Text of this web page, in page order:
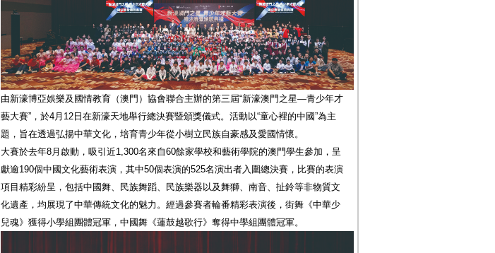
由新濠博亞娛樂及國情教育（澳門）協會聯合主辦的第三屆“新濠澳門之星—青少年才
藝大賽”，於4月12日在新濠天地舉行總決賽暨頒獎儀式。活動以“童心裡的中國”為主
題，旨在透過弘揚中華文化，培育青少年從小樹立民族自豪感及愛國情懷。
大賽於去年8月啟動，吸引近1,300名來自60餘家學校和藝術學院的澳門學生參加，呈
獻逾190個中國文化藝術表演，其中50個表演的525名演出者入圍總決賽，比賽的表演
項目精彩紛呈，包括中國舞、民族舞蹈、民族樂器以及舞獅、南音、扯鈴等非物質文
化遺產，均展現了中華傳統文化的魅力。經過參賽者輪番精彩表演後，街舞《中華少
兒魂》獲得小學組團體冠軍，中國舞《蓮鼓越歌行》奪得中學組團體冠軍。